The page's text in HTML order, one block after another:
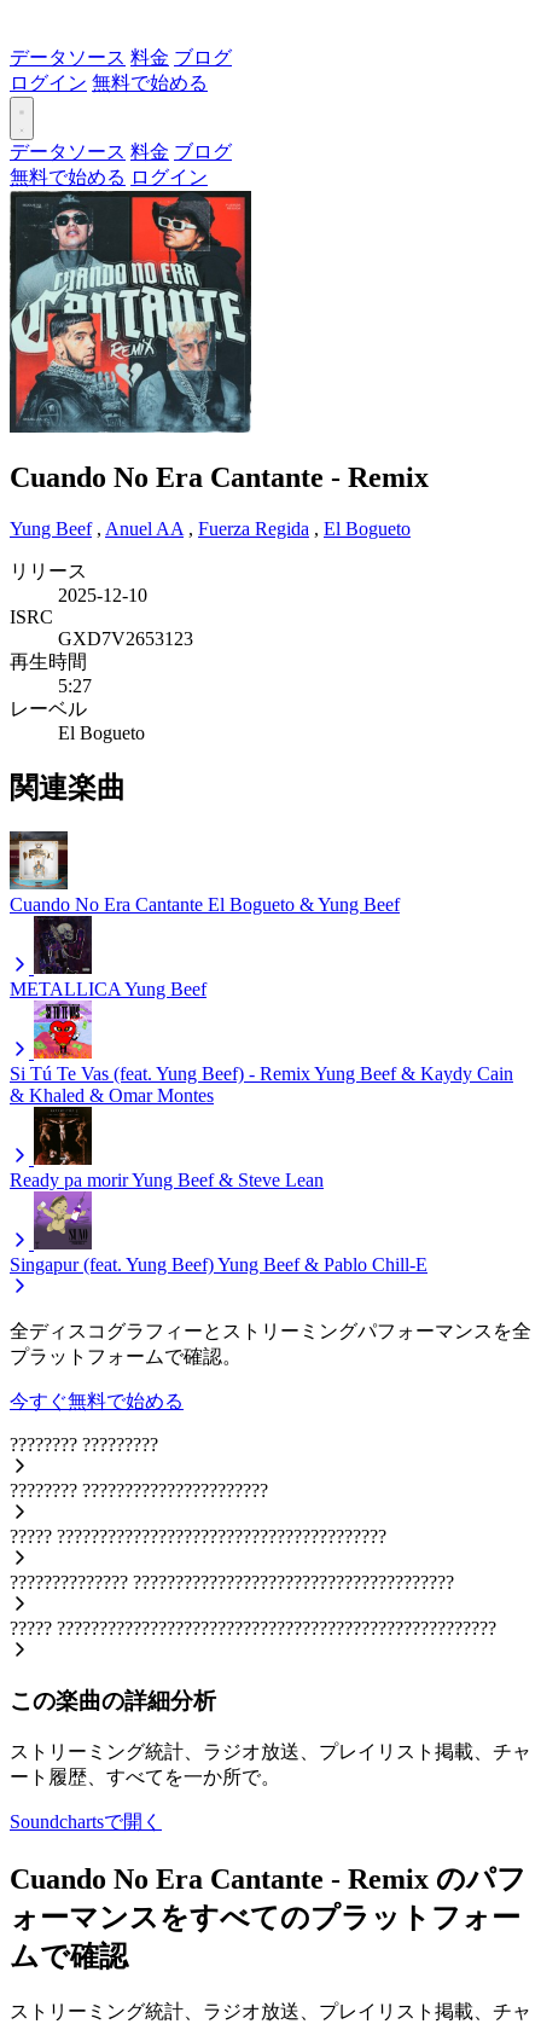
データソース 料金 ブログ
ログイン 無料で始める
データソース 料金 ブログ
無料で始める ログイン
Cuando No Era Cantante - Remix
Yung Beef, Anuel AA , Fuerza Regida , El Bogueto
リリース
2025-12-10
ISRC
GXD7V2653123
再生時間
5:27
レーベル
El Bogueto
関連楽曲
Cuando No Era Cantante El Bogueto & Yung Beef
METALLICA Yung Beef
Si Tú Te Vas (feat. Yung Beef) - RemixYung Beef & Kaydy Cain
& Khaled & Omar Montes
Ready pa morirYung Beef & Steve Lean
Singapur (feat. Yung Beef)Yung Beef & Pablo Chill-E
全ディスコグラフィーとストリーミングパフォーマンスを全
プラットフォームで確認。
今すぐ無料で始める
???????? ?????????
???????? ??????????????????????
????? ???????????????????????????????????????
?????????????? ??????????????????????????????????????
????? ????????????????????????????????????????????????????
この楽曲の詳細分析
ストリーミング統計、ラジオ放送、プレイリスト掲載、チャ
ート履歴、すべてを一か所で。
Soundchartsで開く
Cuando No Era Cantante - Remix のパフ
ォーマンスをすべてのプラットフォー
ムで確認
ストリーミング統計、ラジオ放送、プレイリスト掲載、チャ